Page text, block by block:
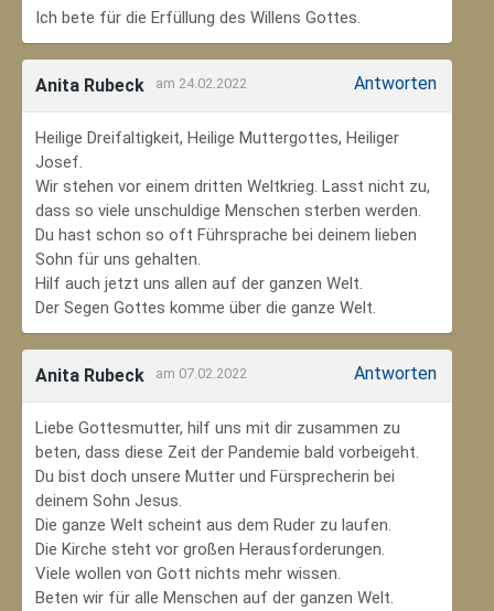
Ich bete für die Erfüllung des Willens Gottes.
Anita Rubeck am 24.02.2022 Antworten
Heilige Dreifaltigkeit, Heilige Muttergottes, Heiliger
Josef.
Wir stehen vor einem dritten Weltkrieg. Lasst nicht zu,
dass so viele unschuldige Menschen sterben werden.
Du hast schon so oft Führsprache bei deinem lieben
Sohn für uns gehalten.
Hilf auch jetzt uns allen auf der ganzen Welt.
Der Segen Gottes komme über die ganze Welt.
Anita Rubeck am 07.02.2022 Antworten
Liebe Gottesmutter, hilf uns mit dir zusammen zu
beten, dass diese Zeit der Pandemie bald vorbeigeht.
Du bist doch unsere Mutter und Fürsprecherin bei
deinem Sohn Jesus.
Die ganze Welt scheint aus dem Ruder zu laufen.
Die Kirche steht vor großen Herausforderungen.
Viele wollen von Gott nichts mehr wissen.
Beten wir für alle Menschen auf der ganzen Welt.